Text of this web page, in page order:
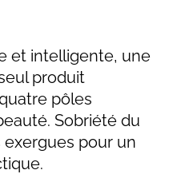
et intelligente, une
produit
pôles
Sobriété du
pour un